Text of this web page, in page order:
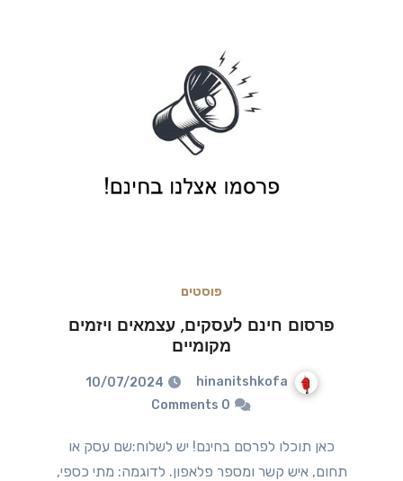
פוסטים
פרסום חינם לעסקים, עצמאים ויזמים
מקומיים
hinanitshkofa
10/07/2024
0 Comments
כאן תוכלו לפרסם בחינם! יש לשלוח:שם עסק או
תחום, איש קשר ומספר פלאפון. לדוגמה: מתי כספי,